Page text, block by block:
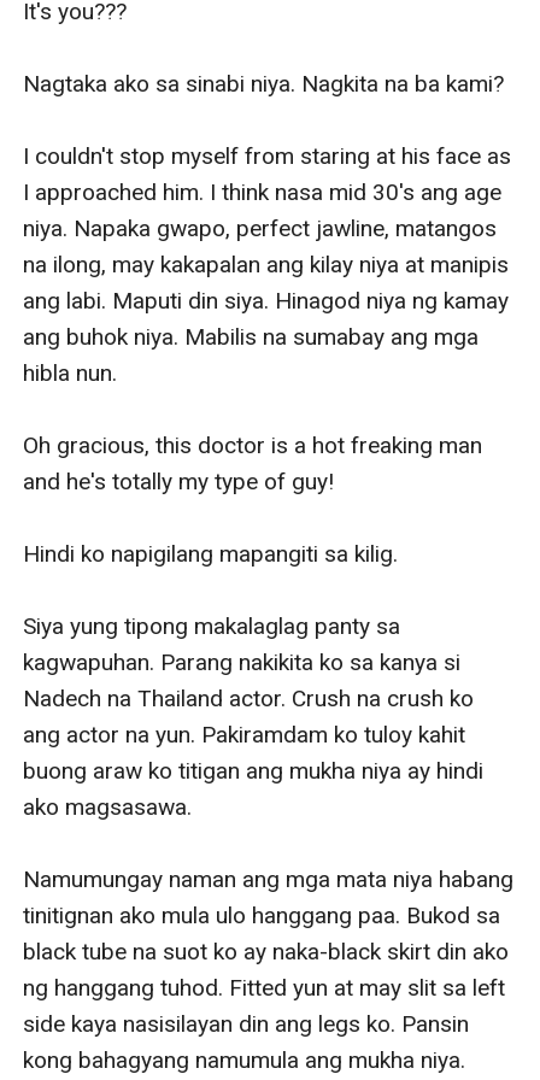
It's you???
Nagtaka ako sa sinabi niya. Nagkita na ba kami?
I couldn't stop myself from staring at his face as
I approached him. I think nasa mid 30's ang age
niya. Napaka gwapo, perfect jawline, matangos
na ilong, may kakapalan ang kilay niya at manipis
ang labi. Maputi din siya. Hinagod niya ng kamay
ang buhok niya. Mabilis na sumabay ang mga
hibla nun.
Oh gracious, this doctor is a hot freaking man
and he's totally my type of guy!
Hindi ko napigilang mapangiti sa kilig.
Siya yung tipong makalaglag panty sa
kagwapuhan. Parang nakikita ko sa kanya si
Nadech na Thailand actor. Crush na crush ko
ang actor na yun. Pakiramdam ko tuloy kahit
buong araw ko titigan ang mukha niya ay hindi
ako magsasawa.
Namumungay naman ang mga mata niya habang
tinitignan ako mula ulo hanggang paa. Bukod sa
black tube na suot ko ay naka-black skirt din ako
ng hanggang tuhod. Fitted yun at may slit sa left
side kaya nasisilayan din ang legs ko. Pansin
kong bahagyang namumula ang mukha niya.